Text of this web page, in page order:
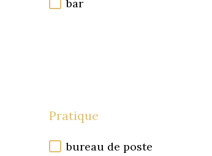
bar
Pratique
bureau de poste